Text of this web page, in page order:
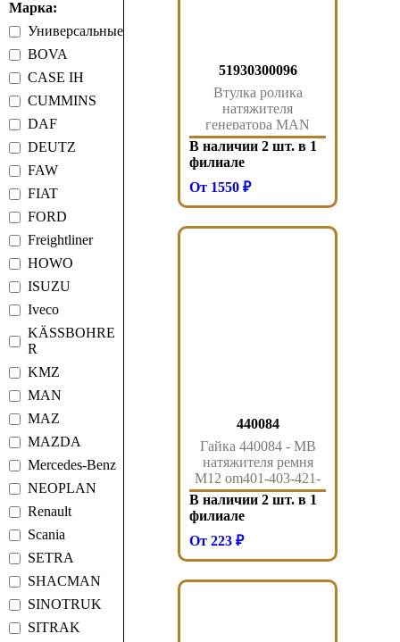
Марка:
Универсальные
BOVA
CASE IH
CUMMINS
DAF
DEUTZ
FAW
FIAT
FORD
Freightliner
HOWO
ISUZU
Iveco
KÄSSBOHRE
R
KMZ
MAN
MAZ
MAZDA
Mercedes-Benz
NEOPLAN
Renault
Scania
SETRA
SHACMAN
SINOTRUK
SITRAK
51930300096
Втулка ролика
натяжителя
генератора MAN
51930300096
В наличии 2 шт. в 1
филиале
От 1550 ₽
440084
Гайка 440084 - MB
натяжителя ремня
M12 om401-403-421-
423-441-443
В наличии 2 шт. в 1
филиале
От 223 ₽